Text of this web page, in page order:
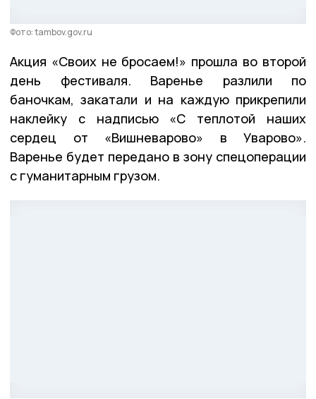
Фото: tambov.gov.ru
Акция «Своих не бросаем!» прошла во второй
день фестиваля. Варенье разлили по
баночкам, закатали и на каждую прикрепили
наклейку с надписью «С теплотой наших
сердец от «Вишневарово» в Уварово».
Варенье будет передано в зону спецоперации
с гуманитарным грузом.